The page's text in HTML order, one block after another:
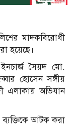
মাদকবিরোধী
হয়েছে।
সৈয়দ মো.
হোসেন সঙ্গীয়
এলাকায় অভিযান
আটক করা